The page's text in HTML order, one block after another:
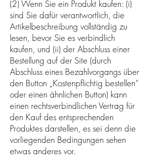
(2) Wenn Sie ein Produkt kaufen: (i)
sind Sie dafür verantwortlich, die
Artikelbeschreibung vollständig zu
lesen, bevor Sie es verbindlich
kaufen, und (ii) der Abschluss einer
Bestellung auf der Site (durch
Abschluss eines Bezahlvorgangs über
den Button „Kostenpflichtig bestellen“
oder einen ähnlichen Button) kann
einen rechtsverbindlichen Vertrag für
den Kauf des entsprechenden
Produktes darstellen, es sei denn die
vorliegenden Bedingungen sehen
etwas anderes vor.